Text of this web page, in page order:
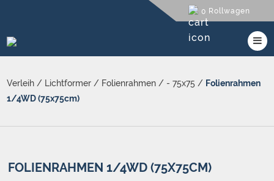
0 Rollwagen
Verleih / Lichtformer / Folienrahmen / - 75x75 / Folienrahmen
1/4WD (75x75cm)
FOLIENRAHMEN 1/4WD (75X75CM)